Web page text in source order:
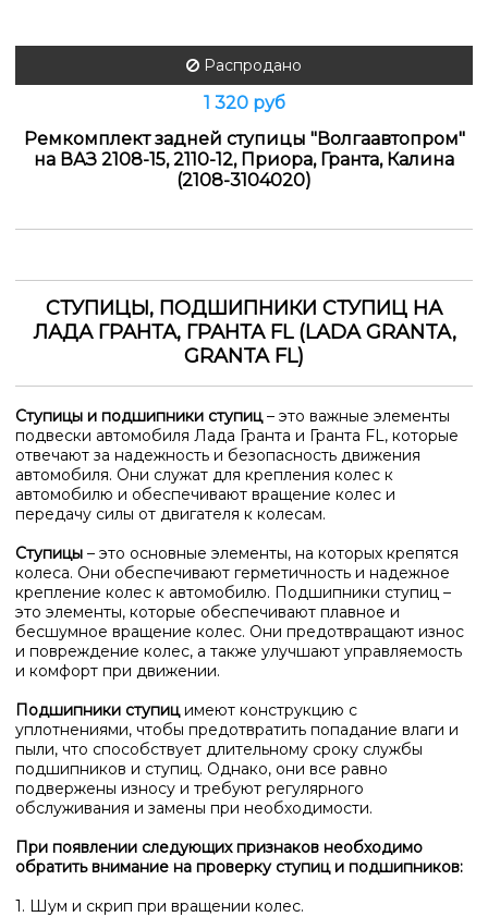
Распродано
1 320 руб
Ремкомплект задней ступицы "Волгаавтопром"
на ВАЗ 2108-15, 2110-12, Приора, Гранта, Калина
(2108-3104020)
СТУПИЦЫ, ПОДШИПНИКИ СТУПИЦ НА
ЛАДА ГРАНТА, ГРАНТА FL (LADA GRANTA,
GRANTA FL)
Ступицы и подшипники ступиц– это важные элементы
подвески автомобиля Лада Гранта и Гранта FL, которые
отвечают за надежность и безопасность движения
автомобиля. Они служат для крепления колес к
автомобилю и обеспечивают вращение колес и
передачу силы от двигателя к колесам.
Ступицы – это основные элементы, на которых крепятся
колеса. Они обеспечивают герметичность и надежное
крепление колес к автомобилю. Подшипники ступиц –
это элементы, которые обеспечивают плавное и
бесшумное вращение колес. Они предотвращают износ
и повреждение колес, а также улучшают управляемость
и комфорт при движении.
Подшипники ступицимеют конструкцию с
уплотнениями, чтобы предотвратить попадание влаги и
пыли, что способствует длительному сроку службы
подшипников и ступиц. Однако, они все равно
подвержены износу и требуют регулярного
обслуживания и замены при необходимости.
При появлении следующих признаков необходимо
обратить внимание на проверку ступиц и подшипников:
1. Шум и скрип при вращении колес.